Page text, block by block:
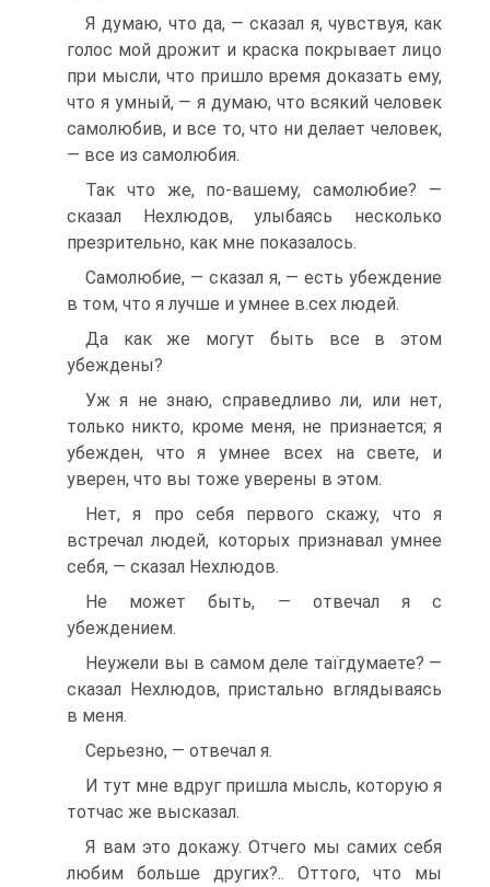
Я думаю, что да, — сказал я, чувствуя, как
голос мой дрожит и краска покрывает лицо
при мысли, что пришло время доказать ему,
что я умный, — я думаю, что всякий человек
самолюбив, и все то, что ни делает человек,
— все из самолюбия.
Так что же, по-вашему, самолюбие? —
сказал Нехлюдов, улыбаясь несколько
презрительно, как мне показалось.
Самолюбие, — сказал я, — есть убеждение
в том, что я лучше и умнее в.сех людей.
Да как же могут быть все в этом
убеждены?
Уж я не знаю, справедливо ли, или нет,
только никто, кроме меня, не признается; я
убежден, что я умнее всех на свете, и
уверен, что вы тоже уверены в этом.
Нет, я про себя первого скажу, что я
встречал людей, которых признавал умнее
себя, — сказал Нехлюдов.
Не может быть, — отвечал я с
убеждением.
Неужели вы в самом деле таїгдумаете? —
сказал Нехлюдов, пристально вглядываясь
в меня.
Серьезно, — отвечал я.
И тут мне вдруг пришла мысль, которую я
тотчас же высказал.
Я вам это докажу. Отчего мы самих себя
любим больше других?.. Оттого, что мы